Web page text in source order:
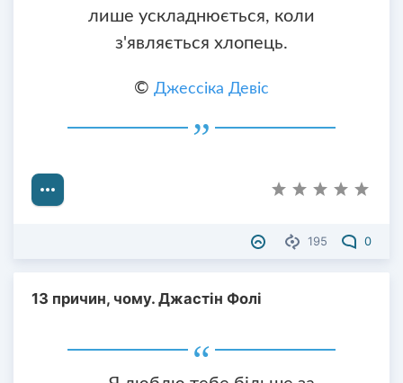
лише ускладнюється, коли
з'являється хлопець.
© Джессіка Девіс
195 0
13 причин, чому. Джастін Фолі